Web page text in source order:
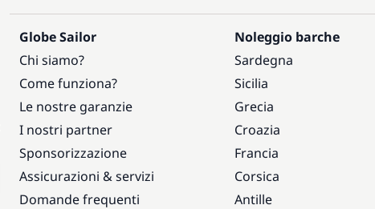
Globe Sailor
Chi siamo?
Come funziona?
Le nostre garanzie
I nostri partner
Sponsorizzazione
Assicurazioni & servizi
Domande frequenti
Noleggio barche
Sardegna
Sicilia
Grecia
Croazia
Francia
Corsica
Antille